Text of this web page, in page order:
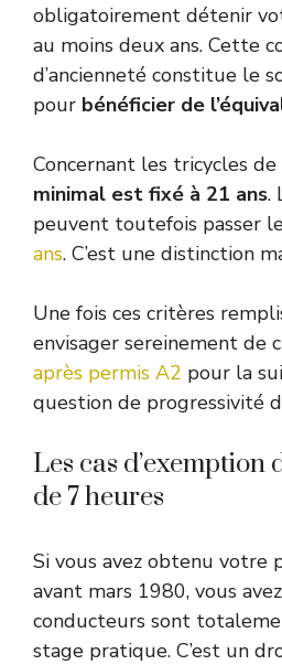
obligatoirement détenir
au moins deux ans. Cette
d’ancienneté constitue le
pour bénéficier de
Concernant les tricycles de
minimal est fixé à 21 ans.
peuvent toutefois passer
ans. C’est une distinction
Une fois ces critères
envisager sereinement de
après permis A2 pour la
question de progressivité
Les cas
de 7 heures
Si vous avez obtenu votre
avant mars 1980, vous
conducteurs sont
stage pratique. C’est un